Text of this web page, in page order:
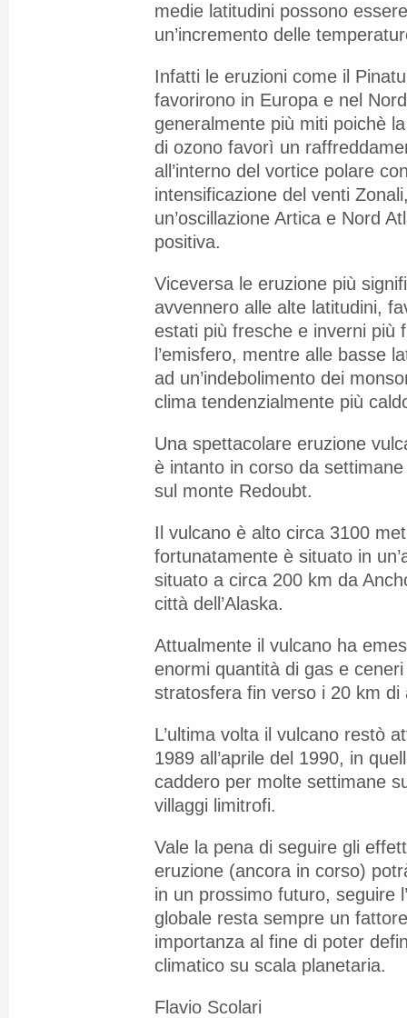
medie latitudini possono
un’incremento delle
Infatti le eruzioni come il
favorirono in Europa e nel
generalmente più miti poichè
di ozono favorì un
all’interno del vortice polare
intensificazione del venti
un’oscillazione Artica e Nord
positiva.
Viceversa le eruzione più
avvennero alle alte latitudini,
estati più fresche e inverni più
l’emisfero, mentre alle basse
ad un’indebolimento dei
clima tendenzialmente più
Una spettacolare eruzione
è intanto in corso da settimane
sul monte Redoubt.
Il vulcano è alto circa 3100
fortunatamente è situato in
situato a circa 200 km da
città dell’Alaska.
Attualmente il vulcano ha
enormi quantità di gas e ceneri
stratosfera fin verso i 20 km di
L’ultima volta il vulcano restò
1989 all’aprile del 1990, in
caddero per molte settimane
villaggi limitrofi.
Vale la pena di seguire gli
eruzione (ancora in corso)
in un prossimo futuro, seguire
globale resta sempre un
importanza al fine di poter
climatico su scala planetaria.
Flavio Scolari